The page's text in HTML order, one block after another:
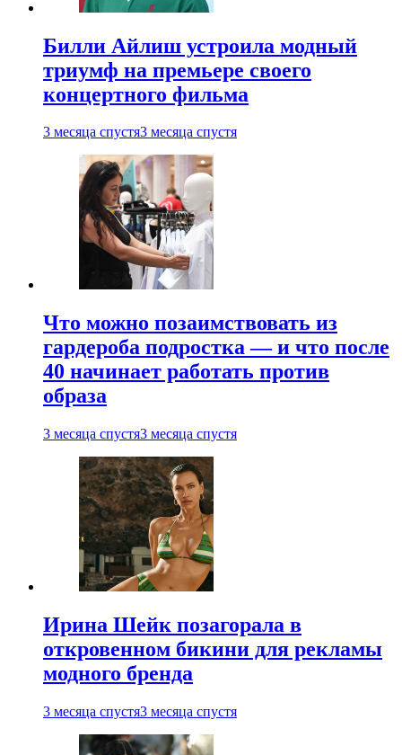
Билли Айлиш устроила модный
триумф на премьере своего
концертного фильма
3 месяца спустя3 месяца спустя
Что можно позаимствовать из
гардероба подростка — и что после
40 начинает работать против
образа
3 месяца спустя3 месяца спустя
Ирина Шейк позагорала в
откровенном бикини для рекламы
модного бренда
3 месяца спустя3 месяца спустя